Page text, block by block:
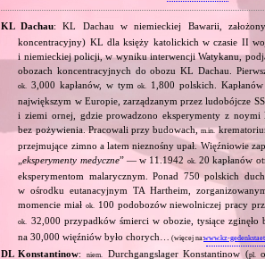
KL Dachau: KL Dachau w niemieckiej Bawarii,
koncentracyjny) KL dla księży katolickich w czasie II
i niemieckiej policji, w wyniku interwencji Watykanu,
obozach koncentracyjnych do obozu KL Dachau.
ok. 3,000 kapłanów, w tymok.
1,800 polskich.
największym w Europie, zarządzanym przez ludobójcze
i ziemi ornej, gdzie prowadzono eksperymenty z
bez pożywienia. Pracowali przy budowach,m.in.
przejmujące zimno a latem nieznośny upał. Więźniowie
„eksperymenty medyczne” — w 11.1942 ok. 20 kapłanów
eksperymentom malarycznym. Ponad 750 polskich
w ośrodku eutanacyjnym TA Hartheim,
momencie miałok. 100 podobozów niewolniczej pracy
ok. 32,000 przypadków śmierci w obozie, tysiące
na 30,000 więźniów było chorych…
(więcej na:www.kz-
DL Konstantinow: niem. Durchgangslager Konstantinow (pl.